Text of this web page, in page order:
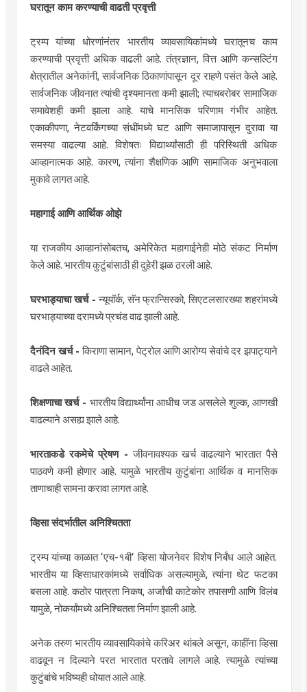
घरातून काम करण्याची वाढती प्रवृत्ती
ट्रम्प यांच्या धोरणांनंतर भारतीय व्यावसायिकांमध्ये घरातूनच काम
करण्याची प्रवृत्ती अधिक वाढली आहे. तंत्रज्ञान, वित्त आणि कन्सल्टिंग
क्षेत्रातील अनेकांनी, सार्वजनिक ठिकाणांपासून दूर राहणे पसंत केले आहे.
सार्वजनिक जीवनात त्यांची दृश्यमानता कमी झाली; त्याचबरोबर सामाजिक
समावेशही कमी झाला आहे. याचे मानसिक परिणाम गंभीर आहेत.
एकाकीपणा, नेटवर्किंगच्या संधींमध्ये घट आणि समाजापासून दुरावा या
समस्या वाढल्या आहे. विशेषतः विद्यार्थ्यांसाठी ही परिस्थिती अधिक
आव्हानात्मक आहे. कारण, त्यांना शैक्षणिक आणि सामाजिक अनुभवाला
मुकावे लागत आहे.
महागाई आणि आर्थिक ओझे
या राजकीय आव्हानांसोबतच, अमेरिकेत महागाईनेही मोठे संकट निर्माण
केले आहे. भारतीय कुटुंबांसाठी ही दुहेरी झळ ठरली आहे.
घरभाड्याचा खर्च -न्यूयॉर्क, सॅन फ्रान्सिस्को, सिएटलसारख्या शहरांमध्ये
घरभाड्याच्या दरामध्ये प्रचंड वाढ झाली आहे.
दैनंदिन खर्च - किराणा सामान, पेट्रोल आणि आरोग्य सेवांचे दर झपाट्याने
वाढले आहेत.
शिक्षणाचा खर्च - भारतीय विद्यार्थ्यांना आधीच जड असलेले शुल्क, आणखी
वाढल्याने असह्य झाले आहे.
भारताकडे रकमेचे प्रेषण -जीवनावश्यक खर्च वाढल्याने भारतात पैसे
पाठवणे कमी होणार आहे. यामुळे भारतीय कुटुंबांना आर्थिक व मानसिक
ताणाचाही सामना करावा लागत आहे.
व्हिसा संदर्भातील अनिश्चितता
ट्रम्प यांच्या काळात ‘एच-१बी’ व्हिसा योजनेवर विशेष निर्बंध आले आहेत.
भारतीय या व्हिसाधारकांमध्ये सर्वाधिक असल्यामुळे, त्यांना थेट फटका
बसला आहे. कठोर पात्रता निकष, अर्जांची काटेकोर तपासणी आणि विलंब
यामुळे, नोकर्यांमध्ये अनिश्चितता निर्माण झाली आहे.
अनेक तरुण भारतीय व्यावसायिकांचे करिअर थांबले असून, काहींना व्हिसा
वाढवून न दिल्याने परत भारतात परतावे लागले आहे. त्यामुळे त्यांच्या
कुटुंबांचे भविष्यही धोयात आले आहे.